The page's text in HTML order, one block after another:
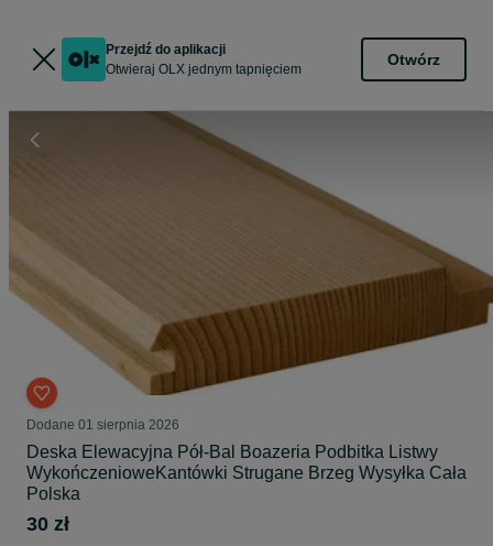
Przejdź do aplikacji
Otwieraj OLX jednym tapnięciem
Otwórz
Dodane 01 sierpnia 2026
Deska Elewacyjna Pół-Bal Boazeria Podbitka Listwy
WykończenioweKantówki Strugane Brzeg Wysyłka Cała
Polska
30 zł